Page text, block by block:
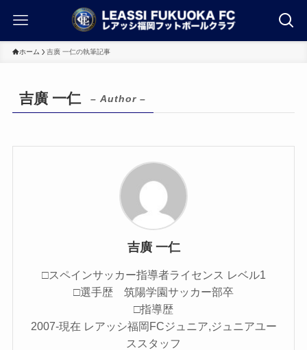
ホーム 吉廣 一仁の執筆記事
吉廣 一仁 – Author –
吉廣 一仁
□スペインサッカー指導者ライセンス レベル1
□選手歴 筑陽学園サッカー部卒
□指導歴
2007-現在 レアッシ福岡FCジュニア,ジュニアユー
ススタッフ